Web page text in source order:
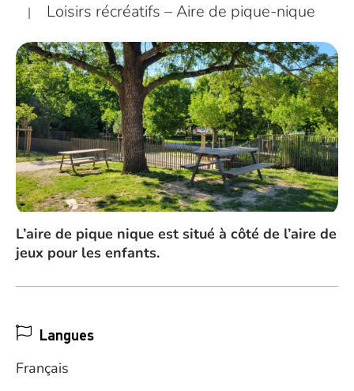
| Loisirs récréatifs – Aire de pique-nique
L’aire de pique nique est situé à côté de l’aire de
jeux pour les enfants.
Langues
Français